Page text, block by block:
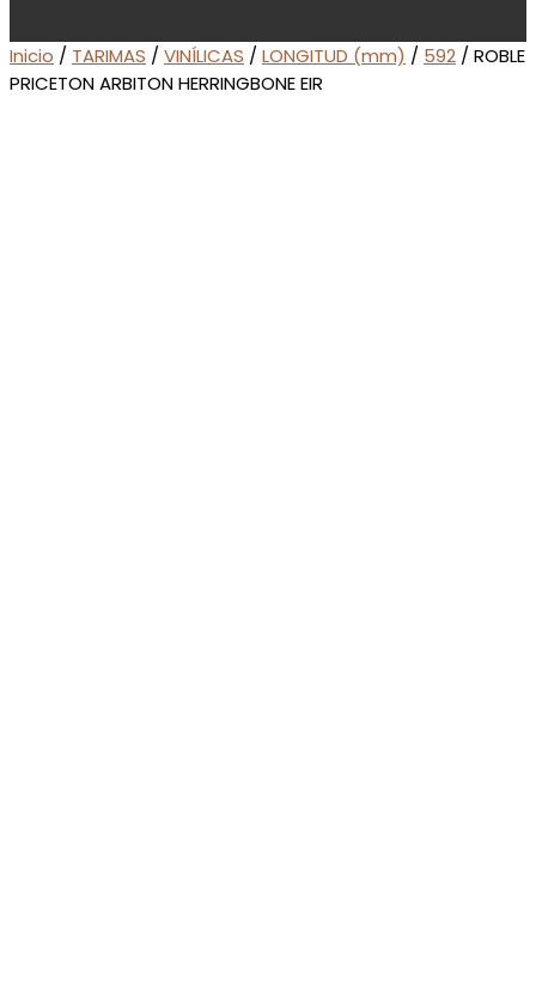
Inicio / TARIMAS / VINÍLICAS / LONGITUD (mm) / 592 / ROBLE
PRICETON ARBITON HERRINGBONE EIR